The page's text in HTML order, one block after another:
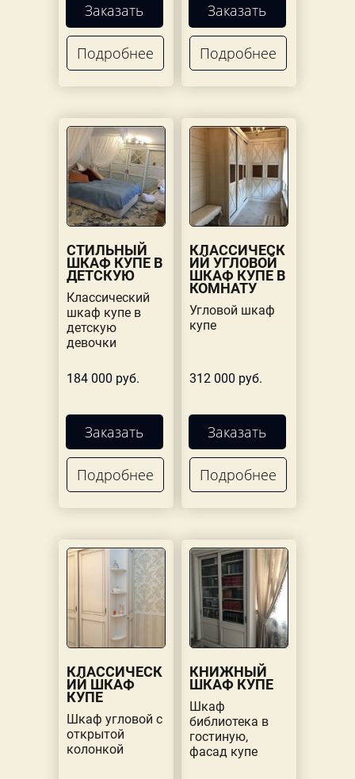
Заказать
Подробнее
Заказать
Подробнее
СТИЛЬНЫЙ
ШКАФ КУПЕ В
ДЕТСКУЮ
Классический
шкаф купе в
детскую
девочки
184 000 руб.
Заказать
Подробнее
КЛАССИЧЕСК
ИЙ УГЛОВОЙ
ШКАФ КУПЕ В
КОМНАТУ
Угловой шкаф
купе
312 000 руб.
Заказать
Подробнее
КЛАССИЧЕСК
ИЙ ШКАФ
КУПЕ
Шкаф угловой с
открытой
колонкой
КНИЖНЫЙ
ШКАФ КУПЕ
Шкаф
библиотека в
гостиную,
фасад купе